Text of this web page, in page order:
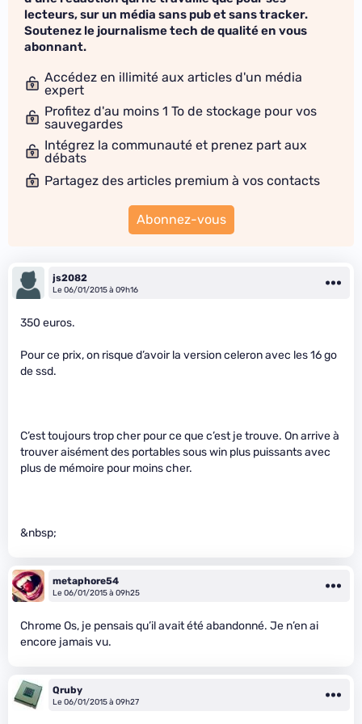
lecteurs, sur un média sans pub et sans tracker.
Soutenez le journalisme tech de qualité en vous
abonnant.
Accédez en illimité aux articles d'un média
expert
Profitez d'au moins 1 To de stockage pour vos
sauvegardes
Intégrez la communauté et prenez part aux
débats
Partagez des articles premium à vos contacts
Abonnez-vous
js2082
Le 06/01/2015 à 09h16
350 euros.
Pour ce prix, on risque d’avoir la version celeron avec les 16 go
de ssd.
C’est toujours trop cher pour ce que c’est je trouve. On arrive à
trouver aisément des portables sous win plus puissants avec
plus de mémoire pour moins cher.
&nbsp;
metaphore54
Le 06/01/2015 à 09h25
Chrome Os, je pensais qu’il avait été abandonné. Je n’en ai
encore jamais vu.
Qruby
Le 06/01/2015 à 09h27